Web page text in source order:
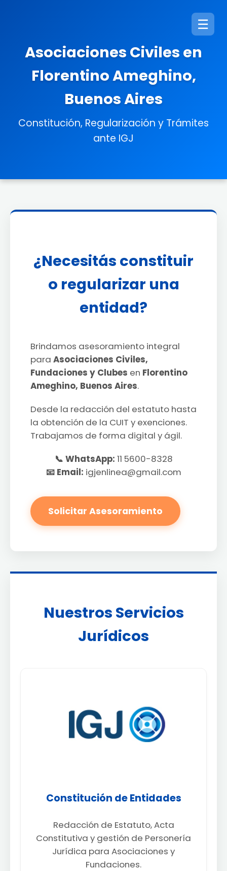
☰
Asociaciones Civiles en
Florentino Ameghino,
Buenos Aires
Constitución, Regularización y Trámites
ante IGJ
¿Necesitás constituir
o regularizar una
entidad?
Brindamos asesoramiento integral
para Asociaciones Civiles,
Fundaciones y Clubes en Florentino
Ameghino, Buenos Aires.
Desde la redacción del estatuto hasta
la obtención de la CUIT y exenciones.
Trabajamos de forma digital y ágil.
📞 WhatsApp: 11 5600-8328
📧 Email: igjenlinea@gmail.com
Solicitar Asesoramiento
Nuestros Servicios
Jurídicos
Constitución de Entidades
Redacción de Estatuto, Acta
Constitutiva y gestión de Personería
Jurídica para Asociaciones y
Fundaciones.